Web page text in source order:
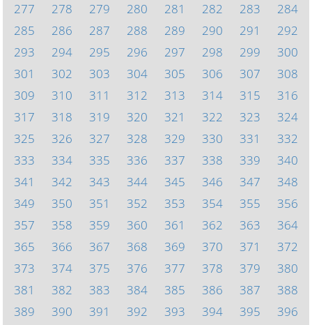
277
278 279 280 281 282 283
284
285
286 287 288 289 290 291
292
293
294 295 296 297 298 299
300
301
302 303 304 305 306 307
308
309
310 311 312 313 314 315
316
317
318 319 320 321 322 323
324
325
326 327 328 329 330 331
332
333
334 335 336 337 338 339
340
341
342 343 344 345 346 347
348
349
350 351 352 353 354 355
356
357
358 359 360 361 362 363
364
365
366 367 368 369 370 371
372
373
374 375 376 377 378 379
380
381
382 383 384 385 386 387
388
389
390 391 392 393 394 395 396